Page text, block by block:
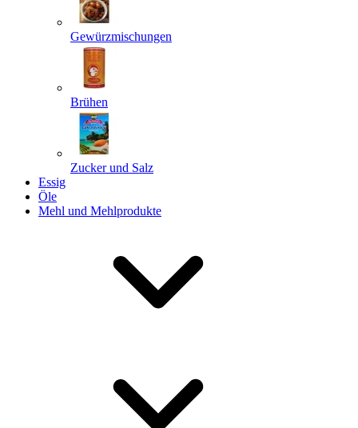
Gewürzmischungen
Brühen
Zucker und Salz
Essig
Öle
Mehl und Mehlprodukte